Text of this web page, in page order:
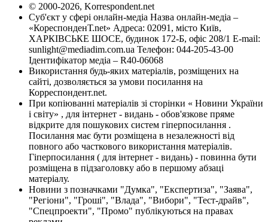
© 2000-2026, Korrespondent.net
Суб'єкт у сфері онлайн-медіа Назва онлайн-медіа –
«КореспонденТ.net» Адреса: 02091, місто Київ,
ХАРКІВСЬКЕ ШОСЕ, будинок 172-Б, офіс 208/1 E-mail:
sunlight@mediadim.com.ua Телефон: 044-205-43-00
Ідентифікатор медіа – R40-06068
Використання будь-яких матеріалів, розміщених на
сайті, дозволяється за умови посилання на
Корреспондент.net.
При копіюванні матеріалів зі сторінки « Новини України
і світу» , для інтернет - видань - обов'язкове пряме
відкрите для пошукових систем гіперпосилання .
Посилання має бути розміщена в незалежності від
повного або часткового використання матеріалів.
Гіперпосилання ( для інтернет - видань) - повинна бути
розміщена в підзаголовку або в першому абзаці
матеріалу.
Новини з позначками "Думка", "Експертиза", "Заява",
"Регіони", "Гроші", "Влада", "Вибори", "Тест-драйв",
"Спецпроекти", "Промо" публікуються на правах